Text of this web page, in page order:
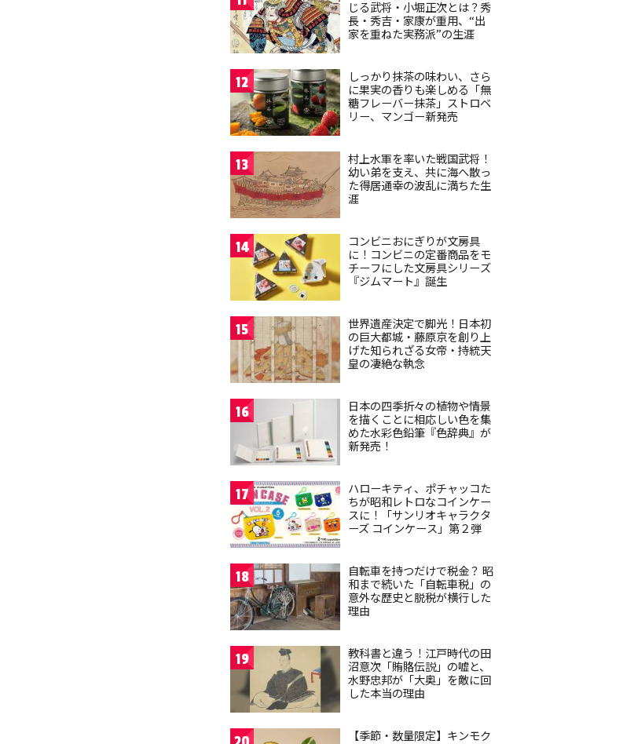
じる武将・小堀正次とは？秀
長・秀吉・家康が重用、“出
家を重ねた実務派”の生涯
12
しっかり抹茶の味わい、さら
に果実の香りも楽しめる「無
糖フレーバー抹茶」ストロベ
リー、マンゴー新発売
13
村上水軍を率いた戦国武将！
幼い弟を支え、共に海へ散っ
た得居通幸の波乱に満ちた生
涯
14
コンビニおにぎりが文房具
に！コンビニの定番商品をモ
チーフにした文房具シリーズ
『ジムマート』誕生
15
世界遺産決定で脚光！日本初
の巨大都城・藤原京を創り上
げた知られざる女帝・持統天
皇の凄絶な執念
16
日本の四季折々の植物や情景
を描くことに相応しい色を集
めた水彩色鉛筆『色辞典』が
新発売！
17
ハローキティ、ポチャッコた
ちが昭和レトロなコインケー
スに！「サンリオキャラクタ
ーズ コインケース」第２弾
18
自転車を持つだけで税金？ 昭
和まで続いた「自転車税」の
意外な歴史と脱税が横行した
理由
19
教科書と違う！江戸時代の田
沼意次「賄賂伝説」の嘘と、
水野忠邦が「大奥」を敵に回
した本当の理由
【季節・数量限定】キンモク